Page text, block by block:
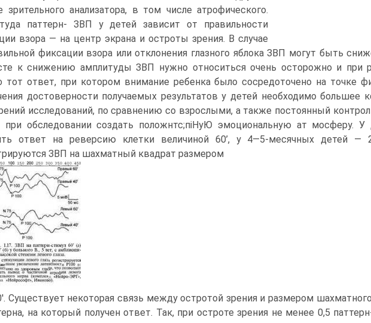
зрительного анализатора, в том числе атрофического.
паттерн- ЗВП у детей зависит от правильности
взора — на центр экрана и остроты зрения. В случае
фиксации взора или отклонения глазного яблока ЗВП могут быть
к снижению амплитуды ЗВП нужно относиться очень осторожно и при
тот ответ, при котором внимание ребенка было сосредоточено на точке
достоверности получаемых результатов у детей необходимо большее
исследований, по сравнению со взрослыми, а также постоянный
при обследовании создать положнтс;піНуЮ эмоциональную ат мосферу.
ответ на реверсию клетки величиной 60’, у 4—5-месячных детей
ЗВП на шахматный квадрат размером
Существует некоторая связь между остротой зрения и размером
на который получен ответ. Так, при остроте зрения не менее 0,5